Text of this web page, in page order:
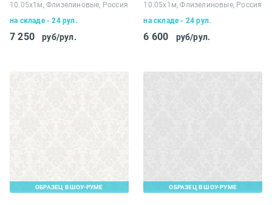
10.05х1м, Флизелиновые, Россия
на складе - 24 рул.
7 250 руб/рул.
10.05х1м, Флизелиновые, Россия
на складе - 24 рул.
6 600 руб/рул.
ОБРАЗЕЦ В ШОУ-РУМЕ ОБРАЗЕЦ В ШОУ-РУМЕ